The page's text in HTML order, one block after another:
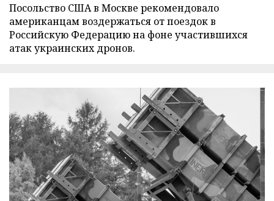
Посольство США в Москве рекомендовало
американцам воздержаться от поездок в
Российскую Федерацию на фоне участившихся
атак украинских дронов.